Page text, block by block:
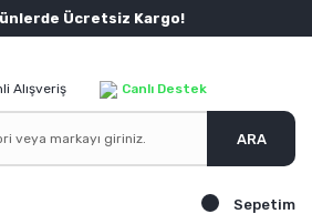
Ücretsiz Kargo!
Alışveriş Canlı Destek
ARA
Sepetim